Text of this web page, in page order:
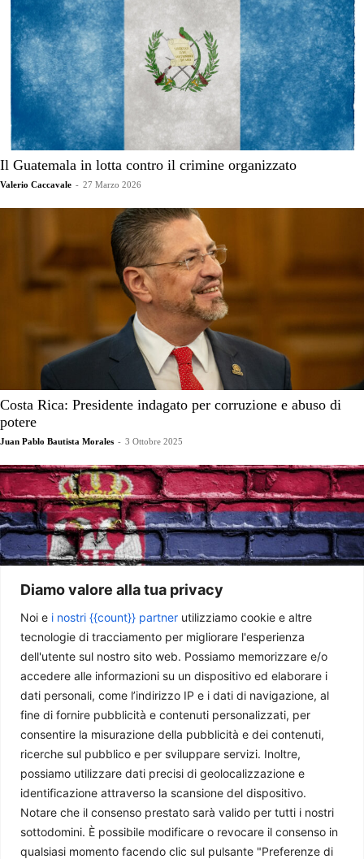
Diamo valore alla tua privacy
Noi e i nostri {{count}} partner utilizziamo cookie e altre
tecnologie di tracciamento per migliorare l'esperienza
dell'utente sul nostro sito web. Possiamo memorizzare e/o
accedere alle informazioni su un dispositivo ed elaborare i
dati personali, come l’indirizzo IP e i dati di navigazione, al
fine di fornire pubblicità e contenuti personalizzati, per
consentire la misurazione della pubblicità e dei contenuti,
ricerche sul pubblico e per sviluppare servizi. Inoltre,
possiamo utilizzare dati precisi di geolocalizzazione e
identificazione attraverso la scansione del dispositivo.
Notare che il consenso prestato sarà valido per tutti i nostri
sottodomini. È possibile modificare o revocare il consenso in
qualsiasi momento facendo clic sul pulsante "Preferenze di
Il Guatemala in lotta contro il crimine organizzato
Valerio Caccavale - 27 Marzo 2026
Costa Rica: Presidente indagato per corruzione e abuso di
potere
Juan Pablo Bautista Morales - 3 Ottobre 2025
Serbia: grandezza e miseria di una protesta (II)
Christian Eccher - 17 Luglio 2025